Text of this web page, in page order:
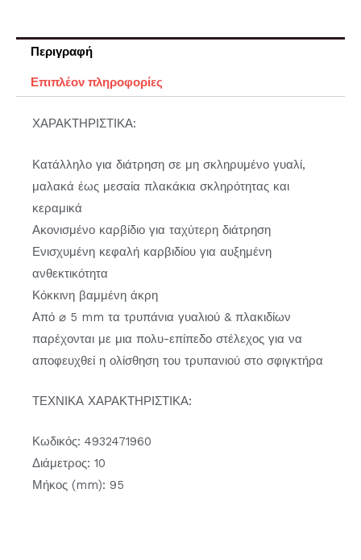
Περιγραφή
Επιπλέον πληροφορίες
ΧΑΡΑΚΤΗΡΙΣΤΙΚΑ:
Κατάλληλο για διάτρηση σε μη σκληρυμένο γυαλί,
μαλακά έως μεσαία πλακάκια σκληρότητας και
κεραμικά
Ακονισμένο καρβίδιο για ταχύτερη διάτρηση
Ενισχυμένη κεφαλή καρβιδίου για αυξημένη
ανθεκτικότητα
Κόκκινη βαμμένη άκρη
Από ⌀ 5 mm τα τρυπάνια γυαλιού & πλακιδίων
παρέχονται με μια πολυ-επίπεδο στέλεχος για να
αποφευχθεί η ολίσθηση του τρυπανιού στο σφιγκτήρα
ΤΕΧΝΙΚΑ ΧΑΡΑΚΤΗΡΙΣΤΙΚΑ:
Κωδικός: 4932471960
Διάμετρος: 10
Μήκος (mm): 95